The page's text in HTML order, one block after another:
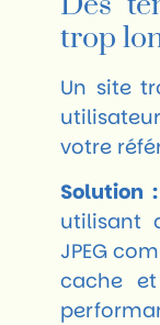
trop
Un site
votre
Solution :
utilisant
JPEG
cache